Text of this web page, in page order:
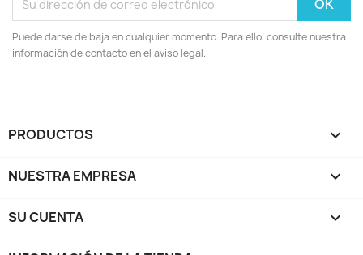
Puede darse de baja en cualquier momento. Para ello, consulte nuestra
información de contacto en el aviso legal.
PRODUCTOS 
NUESTRA EMPRESA 
SU CUENTA 